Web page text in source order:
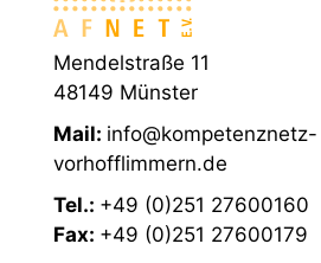
Mendelstraße 11
48149 Münster
Mail: info@kompetenznetz-
vorhofflimmern.de
Tel.: +49 (0)251 27600160
Fax: +49 (0)251 27600179